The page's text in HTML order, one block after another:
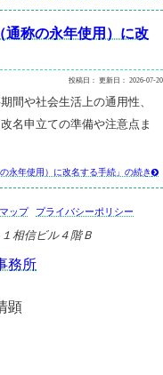
通称の永年使用）に改
投稿日： 更新日： 2026-07-20
間や社会生活上の通用性、
名申立ての準備や注意点ま
永年使用）に改名する手続」の続き
ップ プライバシーポリシー
相信ビル４階Ｂ
務所
顕